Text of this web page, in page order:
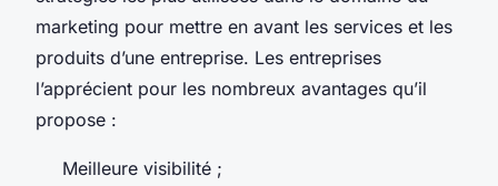
marketing pour mettre en avant les services et les
produits d’une entreprise. Les entreprises
l’apprécient pour les nombreux avantages qu’il
propose :
Meilleure visibilité ;